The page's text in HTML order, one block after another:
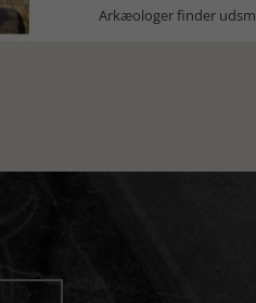
Arkæologer finder